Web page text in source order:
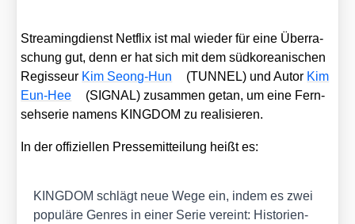
Strea­ming­dienst Net­flix ist mal wie­der für eine Über­ra­
schung gut, denn er hat sich mit dem süd­ko­rea­ni­schen
Regis­seur Kim Seong-Hun (TUNNEL) und Autor Kim
Eun-Hee
(SIGNAL) zusam­men getan, um eine Fern­
seh­se­rie namens KINGDOM zu rea­li­sie­ren.
In der offi­zi­el­len Pres­se­mit­tei­lung heißt es:
KINGDOM schlägt neue Wege ein, indem es zwei
popu­lä­re Gen­res in einer Serie ver­eint: His­to­ri­en­